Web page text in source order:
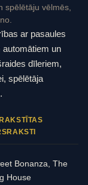
spēlētāju vēlmēs,
ar pasaules
un
dīleriem,
spēlētāja
Bonanza, The
House